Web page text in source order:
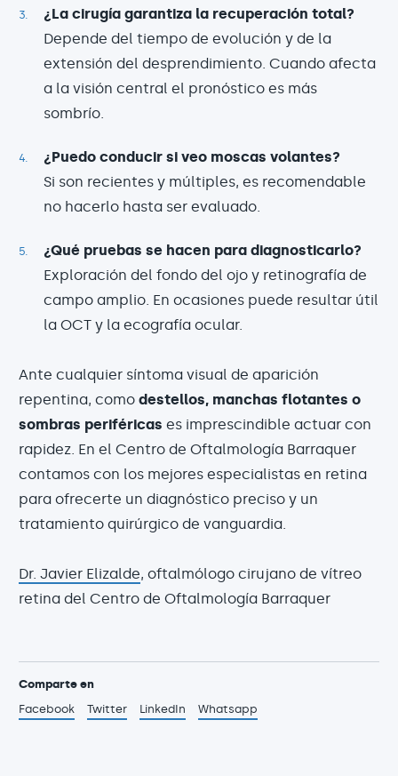
¿La cirugía garantiza la recuperación total?
Depende del tiempo de evolución y de la
extensión del desprendimiento. Cuando afecta
a la visión central el pronóstico es más
sombrío.
¿Puedo conducir si veo moscas volantes?
Si son recientes y múltiples, es recomendable
no hacerlo hasta ser evaluado.
¿Qué pruebas se hacen para diagnosticarlo?
Exploración del fondo del ojo y retinografía de
campo amplio. En ocasiones puede resultar útil
la OCT y la ecografía ocular.
Ante cualquier síntoma visual de aparición
repentina, como destellos, manchas flotantes o
sombras periféricas es imprescindible actuar con
rapidez. En el Centro de Oftalmología Barraquer
contamos con los mejores especialistas en retina
para ofrecerte un diagnóstico preciso y un
tratamiento quirúrgico de vanguardia.
Dr. Javier Elizalde, oftalmólogo cirujano de vítreo
retina del Centro de Oftalmología Barraquer
Comparte en
Facebook
Twitter LinkedIn Whatsapp